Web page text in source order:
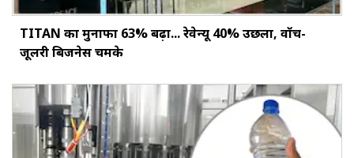
TITAN का मुनाफा 63% बढ़ा... रेवेन्यू 40% उछला, वॉच-
जूलरी बिजनेस चमके